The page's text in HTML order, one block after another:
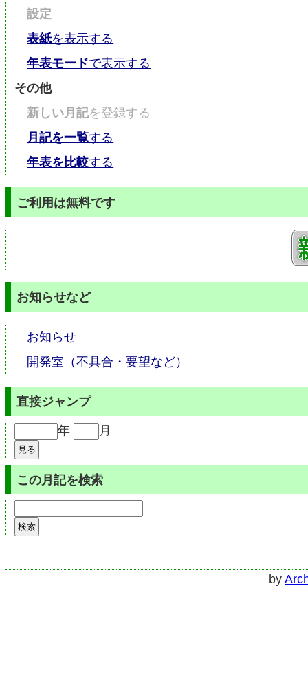
設定
表紙を表示する
年表モードで表示する
その他
新しい月記を登録する
月記を一覧する
年表を比較する
ご利用は無料です
お知らせなど
お知らせ
開発室（不具合・要望など）
直接ジャンプ
年 月
この月記を検索
by